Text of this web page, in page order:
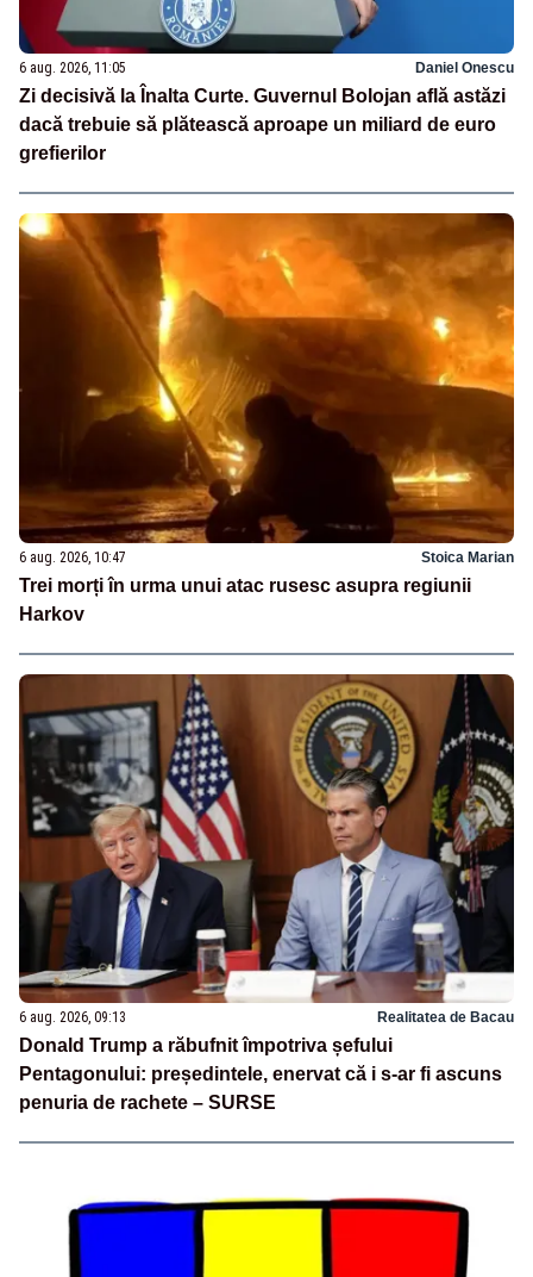
6 aug. 2026, 11:05 Daniel Onescu
Zi decisivă la Înalta Curte. Guvernul Bolojan află astăzi
dacă trebuie să plătească aproape un miliard de euro
grefierilor
6 aug. 2026, 10:47 Stoica Marian
Trei morți în urma unui atac rusesc asupra regiunii
Harkov
6 aug. 2026, 09:13 Realitatea de Bacau
Donald Trump a răbufnit împotriva șefului
Pentagonului: președintele, enervat că i s-ar fi ascuns
penuria de rachete – SURSE